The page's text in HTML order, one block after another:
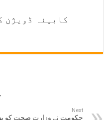
کابینہ ڈویژن
Next
حکومت نے وزارت صحت کو